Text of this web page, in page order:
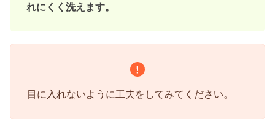
れにくく洗えます。
目に入れないように工夫をしてみてください。